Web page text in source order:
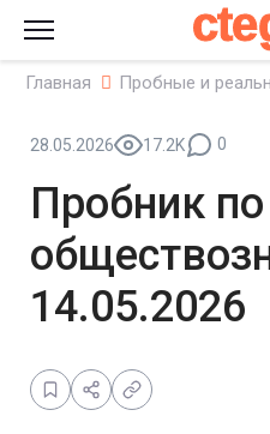
Главная Пробные и
28.05.2026 17.2K 0
Пробник по
14.05.2026